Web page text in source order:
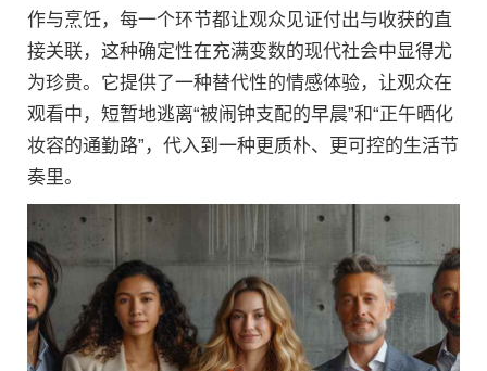
作与烹饪，每一个环节都让观众见证付出与收获的直
接关联，这种确定性在充满变数的现代社会中显得尤
为珍贵。它提供了一种替代性的情感体验，让观众在
观看中，短暂地逃离“被闹钟支配的早晨”和“正午晒化
妆容的通勤路”，代入到一种更质朴、更可控的生活节
奏里。